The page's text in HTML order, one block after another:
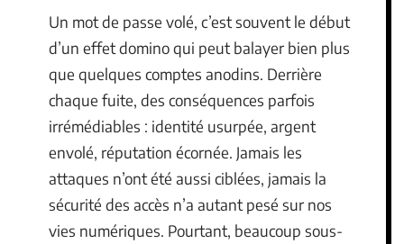
Un mot de passe volé, c’est souvent le début
d’un effet domino qui peut balayer bien plus
que quelques comptes anodins. Derrière
chaque fuite, des conséquences parfois
irrémédiables : identité usurpée, argent
envolé, réputation écornée. Jamais les
attaques n’ont été aussi ciblées, jamais la
sécurité des accès n’a autant pesé sur nos
vies numériques. Pourtant, beaucoup sous-